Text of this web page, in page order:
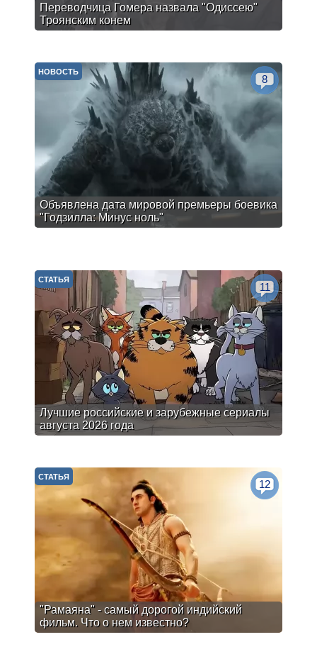
Переводчица Гомера назвала "Одиссею"
Троянским конем
Объявлена дата мировой премьеры боевика
"Годзилла: Минус ноль"
НОВОСТЬ
8
Лучшие российские и зарубежные сериалы
августа 2026 года
СТАТЬЯ
11
"Рамаяна" - самый дорогой индийский
фильм. Что о нем известно?
СТАТЬЯ
12